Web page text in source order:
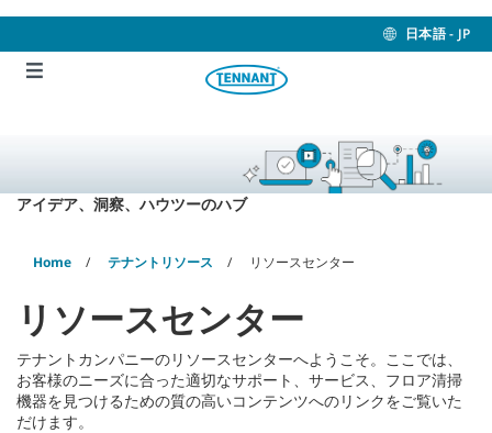
content
navigation
menu
日本語 - JP
アイデア、洞察、ハウツーのハブ
Home テナントリソース リソースセンター
リソースセンター
テナントカンパニーのリソースセンターへようこそ。ここでは、
お客様のニーズに合った適切なサポート、サービス、フロア清掃
機器を見つけるための質の高いコンテンツへのリンクをご覧いた
だけます。